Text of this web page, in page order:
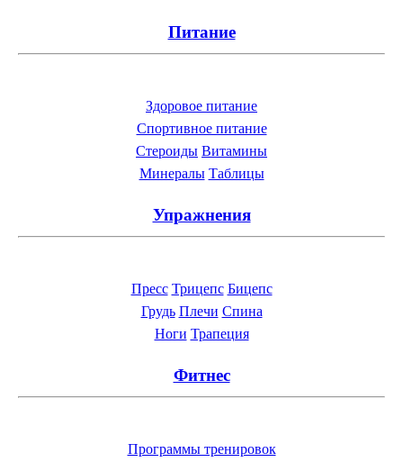
Питание
Здоровое питание
Спортивное питание
Стероиды Витамины
Минералы Таблицы
Упражнения
Пресс Трицепс Бицепс
Грудь Плечи Спина
Ноги Трапеция
Фитнес
Программы тренировок